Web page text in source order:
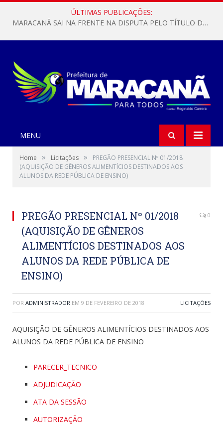
ÚLTIMAS PUBLICAÇÕES:
MARACANÃ SAI NA FRENTE NA DISPUTA PELO TÍTULO DA COPA PARÁ SUB-17!
MENU
Home » Licitações »
PREGÃO PRESENCIAL Nº 01/2018
(AQUISIÇÃO DE GÊNEROS ALIMENTÍCIOS DESTINADOS AOS
ALUNOS DA REDE PÚBLICA DE ENSINO)
PREGÃO PRESENCIAL Nº 01/2018
(AQUISIÇÃO DE GÊNEROS
ALIMENTÍCIOS DESTINADOS AOS
ALUNOS DA REDE PÚBLICA DE
ENSINO)
0
POR ADMINISTRADOR EM 9 DE FEVEREIRO DE 2018 LICITAÇÕES
AQUISIÇÃO DE GÊNEROS ALIMENTÍCIOS DESTINADOS AOS
ALUNOS DA REDE PÚBLICA DE ENSINO
PARECER_TECNICO
ADJUDICAÇÃO
ATA DA SESSÃO
AUTORIZAÇÃO